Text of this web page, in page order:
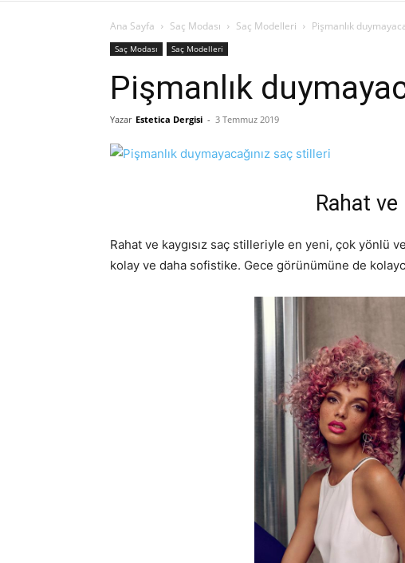
Ana Sayfa Saç Modası Saç Modelleri Pişmanlık
Saç Modası Saç Modelleri
Pişmanlık
Yazar Estetica Dergisi - 3 Temmuz 2019
Rahat
Rahat ve kaygısız saç stilleriyle en yeni, çok yönlü
kolay ve daha sofistike. Gece görünümüne de